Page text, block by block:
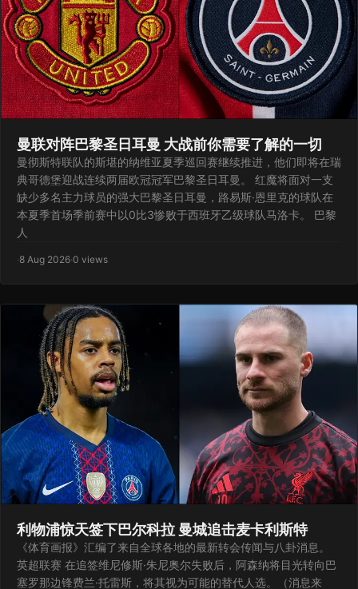
曼联对阵巴黎圣日耳曼 大战前你需要了解的一切
曼彻斯特联队的斯堪的纳维亚夏季巡回赛继续推进，他们即将在瑞
典哥德堡迎战连续两届欧冠冠军巴黎圣日耳曼。 红魔将面对一支
缺少多名主力球员的强大巴黎圣日耳曼，路易斯·恩里克的球队在
本夏季首场季前赛中以0比3惨败于西班牙乙级球队马洛卡。 巴黎
人
·8 Aug 2026·0 views
利物浦惊天签下巴尔科拉 曼城追击麦卡利斯特
《体育画报》汇编了来自全球各地的最新转会传闻与八卦消息。
英超联赛 在追签维尼修斯·朱尼奥尔失败后，阿森纳将目光转向巴
塞罗那边锋费兰·托雷斯，将其视为可能的替代人选。（消息来